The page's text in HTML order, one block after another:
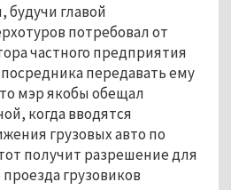
будучи главой
потребовал от
частного предприятия
передавать ему
мэр якобы обещал
когда вводятся
грузовых авто по
получит разрешение для
грузовиков